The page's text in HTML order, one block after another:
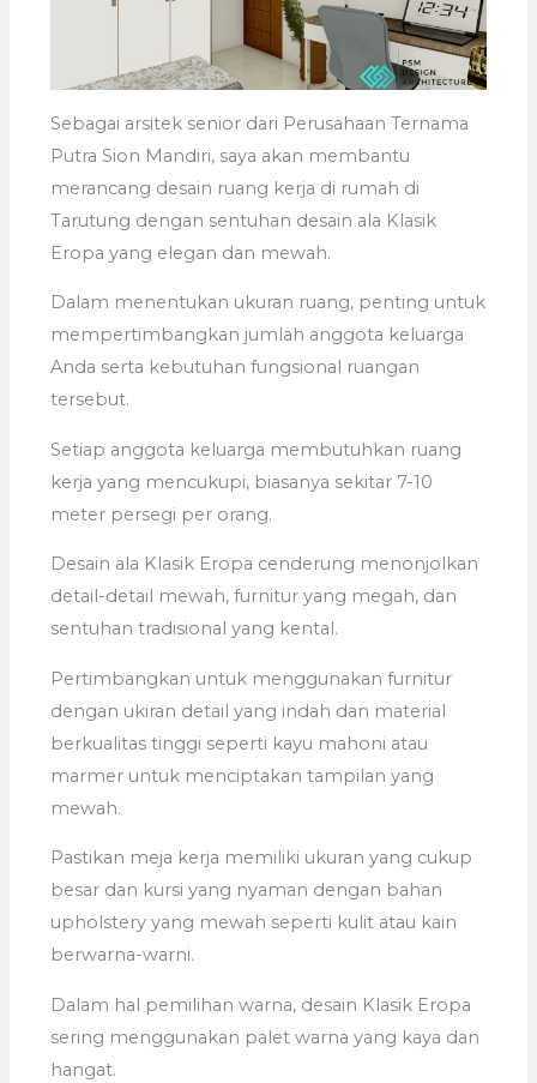
Sebagai arsitek senior dari Perusahaan Ternama
Putra Sion Mandiri, saya akan membantu
merancang desain ruang kerja di rumah di
Tarutung dengan sentuhan desain ala Klasik
Eropa yang elegan dan mewah.
Dalam menentukan ukuran ruang, penting untuk
mempertimbangkan jumlah anggota keluarga
Anda serta kebutuhan fungsional ruangan
tersebut.
Setiap anggota keluarga membutuhkan ruang
kerja yang mencukupi, biasanya sekitar 7-10
meter persegi per orang.
Desain ala Klasik Eropa cenderung menonjolkan
detail-detail mewah, furnitur yang megah, dan
sentuhan tradisional yang kental.
Pertimbangkan untuk menggunakan furnitur
dengan ukiran detail yang indah dan material
berkualitas tinggi seperti kayu mahoni atau
marmer untuk menciptakan tampilan yang
mewah.
Pastikan meja kerja memiliki ukuran yang cukup
besar dan kursi yang nyaman dengan bahan
upholstery yang mewah seperti kulit atau kain
berwarna-warni.
Dalam hal pemilihan warna, desain Klasik Eropa
sering menggunakan palet warna yang kaya dan
hangat.